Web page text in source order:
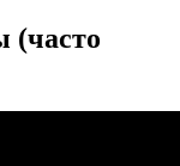
(часто